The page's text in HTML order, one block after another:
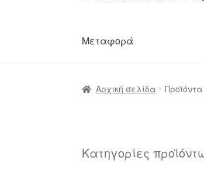
Μεταφορά
Αρχική σελίδα
Κατηγορίες